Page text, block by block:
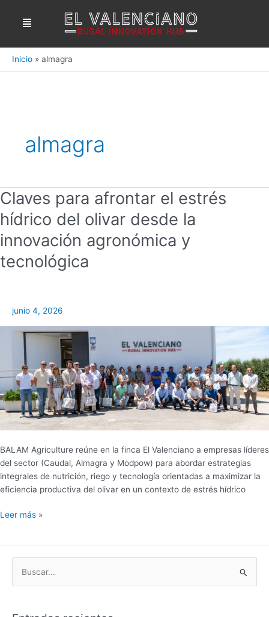
Menú
Inicio almagra
almagra
Claves para afrontar el estrés
hídrico del olivar desde la
innovación agronómica y
tecnológica
junio 4, 2026
BALAM Agriculture reúne en la finca El Valenciano a empresas líderes
del sector (Caudal, Almagra y Modpow) para abordar estrategias
integrales de nutrición, riego y tecnología orientadas a maximizar la
eficiencia productiva del olivar en un contexto de estrés hídrico
Claves
para
afrontar
el
estrés
hídrico
innovación
agronómica
tecnológica
Leer más »